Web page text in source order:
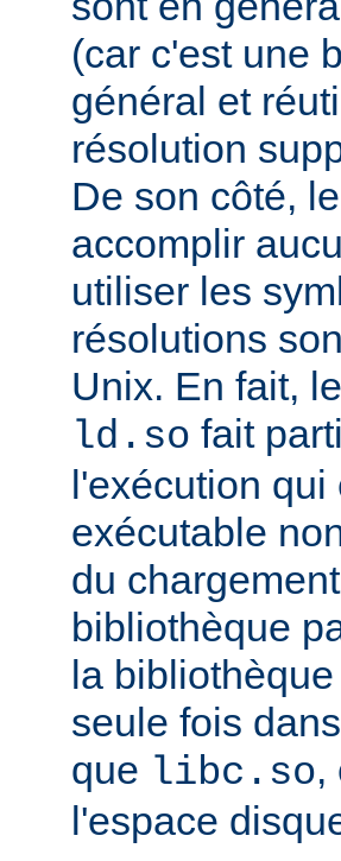
(car c'est une
général et
résolution
De son côté,
accomplir
utiliser les
résolutions
Unix. En fait,
ld.so fait
l'exécution
exécutable
du
bibliothèque
la
seule fois
que libc.so,
l'espace